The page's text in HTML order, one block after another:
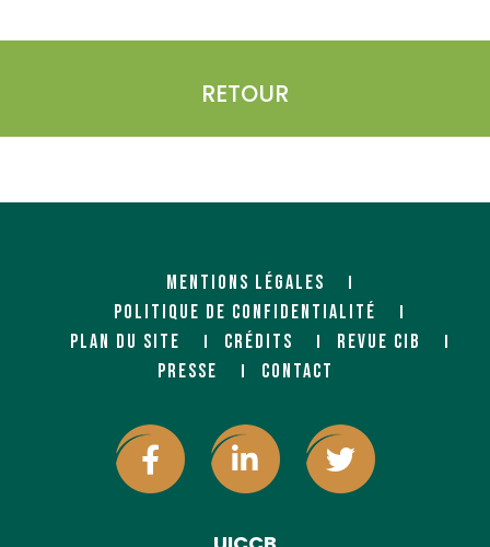
RETOUR
MENTIONS LÉGALES
POLITIQUE DE CONFIDENTIALITÉ
PLAN DU SITE
CRÉDITS
REVUE CIB
PRESSE
CONTACT